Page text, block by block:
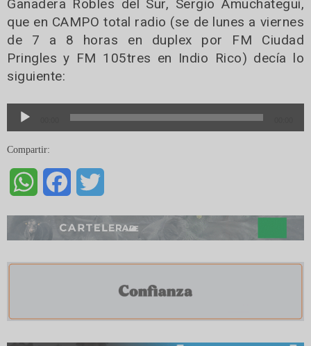
Ganadera Robles del Sur, Sergio Amuchategui,
que en CAMPO total radio (se de lunes a viernes
de 7 a 8 horas en duplex por FM Ciudad
Pringles y FM 105tres en Indio Rico) decía lo
siguiente:
Reproductor
Compartir:
WhatsAppFacebook